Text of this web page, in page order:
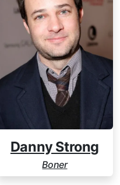
Danny Strong
Boner